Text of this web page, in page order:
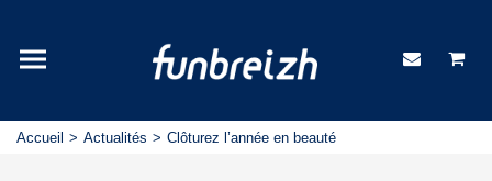
Accueil Actualités Clôturez l’année en beauté